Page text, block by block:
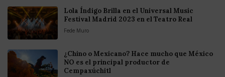
Lola Índigo Brilla en el Universal Music
Festival Madrid 2023 en el Teatro Real
Fede Muro
¿Chino o Mexicano? Hace mucho que México
NO es el principal productor de
Cempaxúchitl